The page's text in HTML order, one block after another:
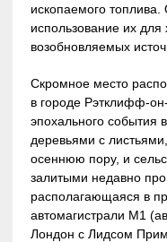
ископаемого
использование их для
возобновляемых
Скромное место
в городе Рэтклифф-
эпохального события
деревьями с
осеннюю пору, и
залитыми недавно
располагающаяся в
автомагистрали М1
Лондон с Лидсом